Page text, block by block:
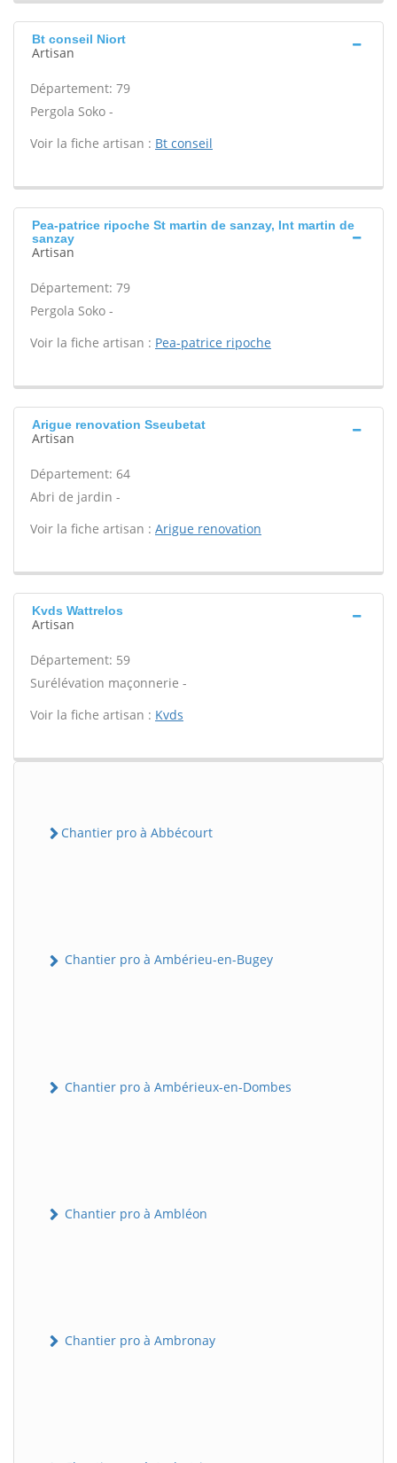
Bt conseil Niort
Artisan
Département: 79
Pergola Soko -
Voir la fiche artisan : Bt conseil
Pea-patrice ripoche St martin de sanzay, Int martin de
sanzay
Artisan
Département: 79
Pergola Soko -
Voir la fiche artisan : Pea-patrice ripoche
Arigue renovation Sseubetat
Artisan
Département: 64
Abri de jardin -
Voir la fiche artisan : Arigue renovation
Kvds Wattrelos
Artisan
Département: 59
Surélévation maçonnerie -
Voir la fiche artisan : Kvds
Chantier pro à Abbécourt
Chantier pro à Ambérieu-en-Bugey
Chantier pro à Ambérieux-en-Dombes
Chantier pro à Ambléon
Chantier pro à Ambronay